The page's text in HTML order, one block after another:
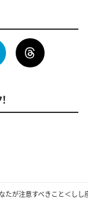
たが注意すべきこと＜しし